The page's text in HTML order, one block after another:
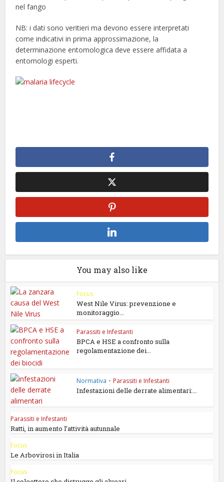
nel fango
NB: i dati sono veritieri ma devono essere interpretati
come indicativi in prima approssimazione, la
determinazione entomologica deve essere affidata a
entomologi esperti.
You may also like
Focus
West Nile Virus: prevenzione e
monitoraggio...
Parassiti e Infestanti
BPCA e HSE a confronto sulla
regolamentazione dei...
Normativa • Parassiti e Infestanti
Infestazioni delle derrate alimentari:...
Parassiti e Infestanti
Ratti, in aumento l’attività autunnale
Focus
Le Arbovirosi in Italia
Focus